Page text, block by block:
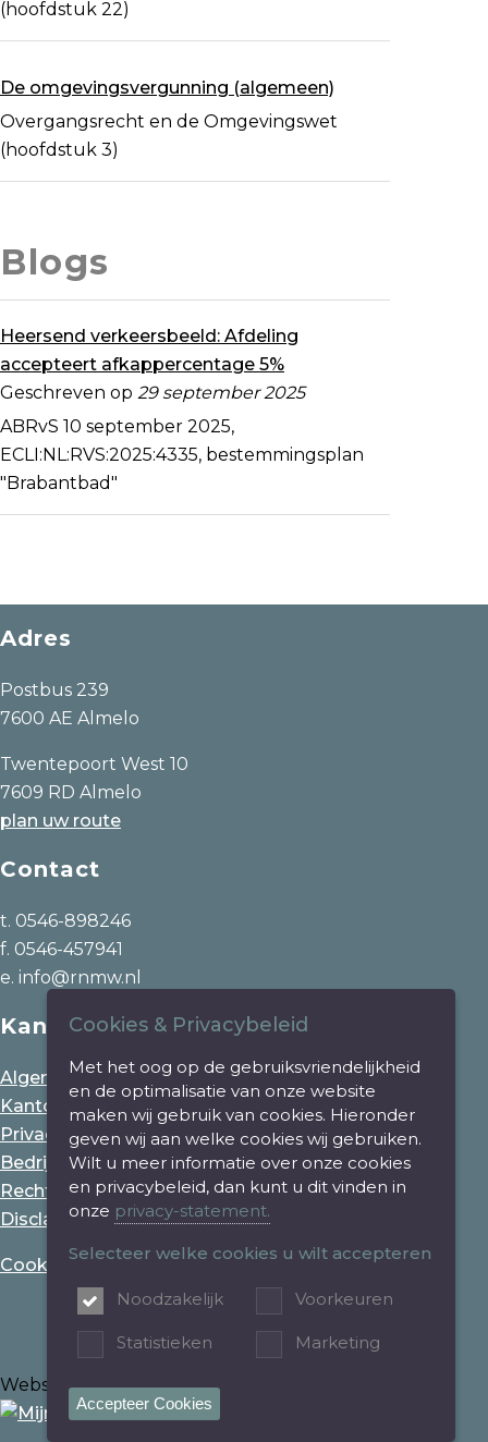
(hoofdstuk 22)
De omgevingsvergunning (algemeen)
Overgangsrecht en de Omgevingswet
(hoofdstuk 3)
Blogs
Heersend verkeersbeeld: Afdeling
accepteert afkappercentage 5%
Geschreven op 29 september 2025
ABRvS 10 september 2025,
ECLI:NL:RVS:2025:4335, bestemmingsplan
"Brabantbad"
Adres
Postbus 239
7600 AE Almelo
Twentepoort West 10
7609 RD Almelo
plan uw route
Contact
t. 0546-898246
f. 0546-457941
e. info@rnmw.nl
Kantoor
Algemene voorwaarden
Kantoorklachtenregeling
Privacy statement en cookiebeleid
Bedrijfsinformatie
Rechtsgebiedenregister
Disclaimer
Cookie instellingen aanpassen
Website gerealiseerd door
Cookies & Privacybeleid
Met het oog op de gebruiksvriendelijkheid
en de optimalisatie van onze website
maken wij gebruik van cookies. Hieronder
geven wij aan welke cookies wij gebruiken.
Wilt u meer informatie over onze cookies
en privacybeleid, dan kunt u dit vinden in
onze privacy-statement.
Selecteer welke cookies u wilt accepteren
Noodzakelijk Voorkeuren
Statistieken Marketing
Accepteer Cookies